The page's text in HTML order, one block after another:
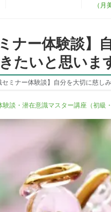
（月
ナー体験談
たいと思いま
セミナー体験談】自分を大切に慈し
験談・潜在意識マスター講座（初級